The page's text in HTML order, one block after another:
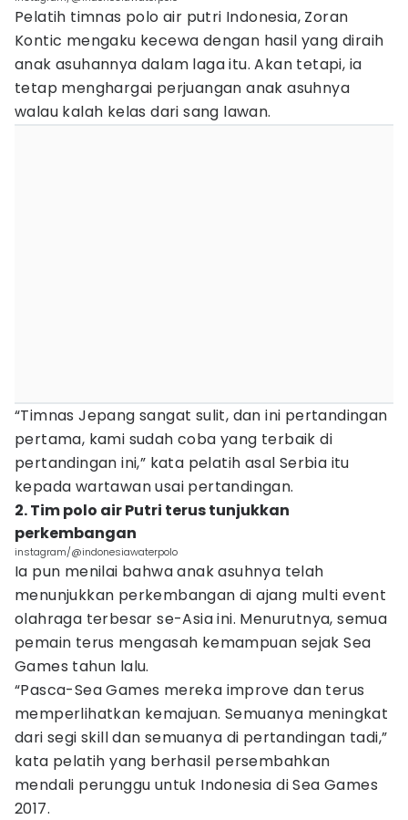
Pelatih timnas polo air putri Indonesia, Zoran
Kontic mengaku kecewa dengan hasil yang diraih
anak asuhannya dalam laga itu. Akan tetapi, ia
tetap menghargai perjuangan anak asuhnya
walau kalah kelas dari sang lawan.
“Timnas Jepang sangat sulit, dan ini pertandingan
pertama, kami sudah coba yang terbaik di
pertandingan ini,” kata pelatih asal Serbia itu
kepada wartawan usai pertandingan.
2. Tim polo air Putri terus tunjukkan
perkembangan
instagram/@indonesiawaterpolo
Ia pun menilai bahwa anak asuhnya telah
menunjukkan perkembangan di ajang multi event
olahraga terbesar se-Asia ini. Menurutnya, semua
pemain terus mengasah kemampuan sejak Sea
Games tahun lalu.
“Pasca-Sea Games mereka improve dan terus
memperlihatkan kemajuan. Semuanya meningkat
dari segi skill dan semuanya di pertandingan tadi,”
kata pelatih yang berhasil persembahkan
mendali perunggu untuk Indonesia di Sea Games
2017.